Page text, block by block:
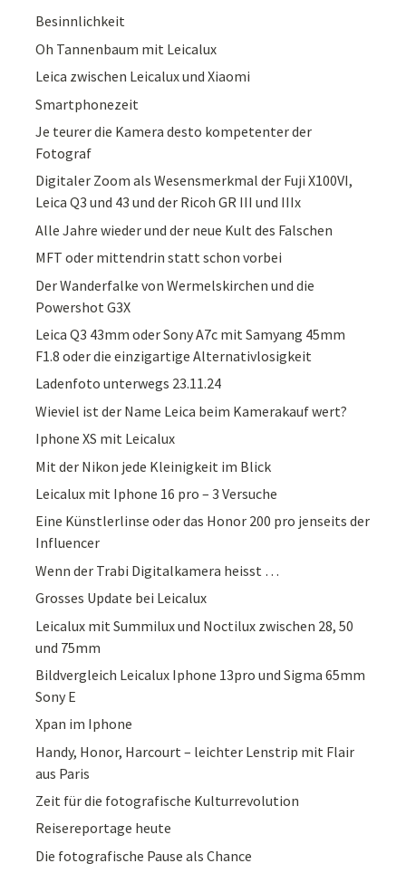
Besinnlichkeit
Oh Tannenbaum mit Leicalux
Leica zwischen Leicalux und Xiaomi
Smartphonezeit
Je teurer die Kamera desto kompetenter der
Fotograf
Digitaler Zoom als Wesensmerkmal der Fuji X100VI,
Leica Q3 und 43 und der Ricoh GR III und IIIx
Alle Jahre wieder und der neue Kult des Falschen
MFT oder mittendrin statt schon vorbei
Der Wanderfalke von Wermelskirchen und die
Powershot G3X
Leica Q3 43mm oder Sony A7c mit Samyang 45mm
F1.8 oder die einzigartige Alternativlosigkeit
Ladenfoto unterwegs 23.11.24
Wieviel ist der Name Leica beim Kamerakauf wert?
Iphone XS mit Leicalux
Mit der Nikon jede Kleinigkeit im Blick
Leicalux mit Iphone 16 pro – 3 Versuche
Eine Künstlerlinse oder das Honor 200 pro jenseits der
Influencer
Wenn der Trabi Digitalkamera heisst …
Grosses Update bei Leicalux
Leicalux mit Summilux und Noctilux zwischen 28, 50
und 75mm
Bildvergleich Leicalux Iphone 13pro und Sigma 65mm
Sony E
Xpan im Iphone
Handy, Honor, Harcourt – leichter Lenstrip mit Flair
aus Paris
Zeit für die fotografische Kulturrevolution
Reisereportage heute
Die fotografische Pause als Chance